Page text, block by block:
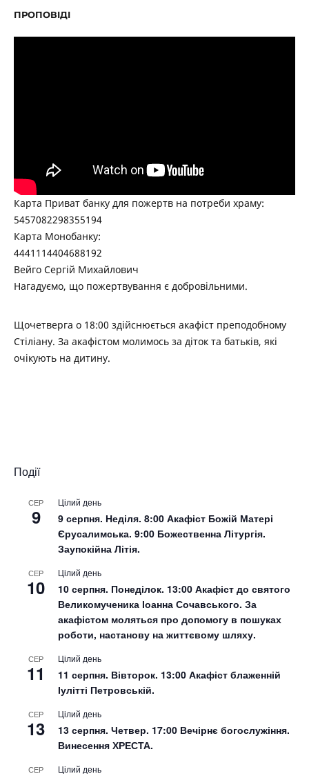
ПРОПОВІДІ
Карта Приват банку для пожертв на потреби храму:
5457082298355194
Карта Монобанку:
4441114404688192
Вейго Сергій Михайлович
Нагадуємо, що пожертвування є добровільними.
Щочетверга о 18:00 здійснюється акафіст преподобному
Стіліану. За акафістом молимось за діток та батьків, які
очікують на дитину.
Події
СЕР
9
Цілий день
9 серпня. Неділя. 8:00 Акафіст Божій Матері
Єрусалимська. 9:00 Божественна Літургія.
Заупокійна Літія.
СЕР
10
Цілий день
10 серпня. Понеділок. 13:00 Акафіст до святого
Великомученика Іоанна Сочавського. За
акафістом моляться про допомогу в пошуках
роботи, настанову на життєвому шляху.
СЕР
11
Цілий день
11 серпня. Вівторок. 13:00 Акафіст блаженній
Іулітті Петровській.
СЕР
13
Цілий день
13 серпня. Четвер. 17:00 Вечірнє богослужіння.
Винесення ХРЕСТА.
СЕР Цілий день